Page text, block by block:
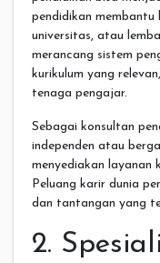
pendidikan membantu
universitas, atau
merancang sistem
kurikulum yang
tenaga pengajar.
Sebagai konsultan
independen atau
menyediakan layanan
Peluang karir dunia
dan tantangan yang
2.